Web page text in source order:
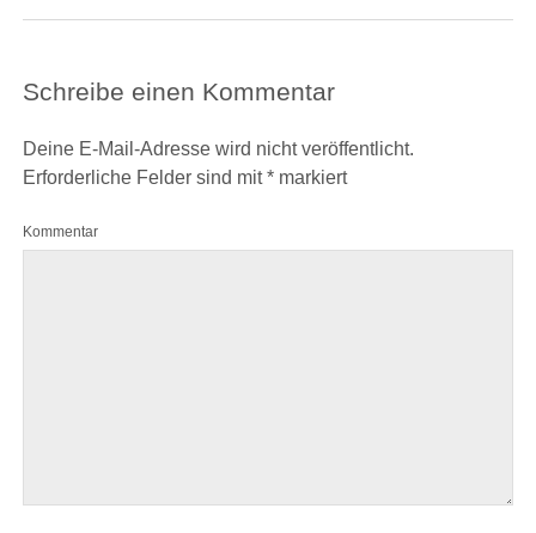
Schreibe einen Kommentar
Deine E-Mail-Adresse wird nicht veröffentlicht.
Erforderliche Felder sind mit*markiert
Kommentar